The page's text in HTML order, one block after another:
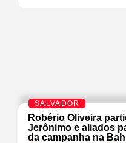
SALVADOR
Robério Oliveira
Jerônimo e aliados
da campanha na